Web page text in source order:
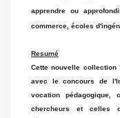
apprendre ou
commerce, écoles
Resumé
Cette nouvelle collection
avec le concours de
vocation
chercheurs et celles